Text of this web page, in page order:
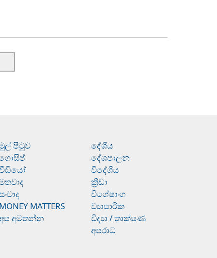
පිටුව
MONEY MATTERS
අමතන්න
දේශීය
දේශපාලන
විදේශීය
ක්‍රීඩා
විශේෂාංග
ව්‍යාපාරික
විද්‍යා / තාක්ෂණ
අපරාධ